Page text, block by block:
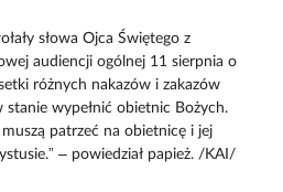
słowa Ojca Świętego z
audiencji ogólnej 11 sierpnia o
różnych nakazów i zakazów
stanie wypełnić obietnic Bożych.
muszą patrzeć na obietnicę i jej
– powiedział papież. /KAI/